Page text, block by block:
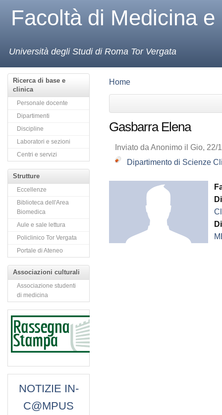
Facoltà di Medicina
Università degli Studi di Roma Tor Vergata
Ricerca di base e
clinica
Personale docente
Dipartimenti
Discipline
Laboratori e sezioni
Centri e servizi
Strutture
Eccellenze
Biblioteca dell'Area
Biomedica
Aule e sale lettura
Policlinico Tor Vergata
Portale di Ateneo
Associazioni culturali
Associazione studenti
di medicina
NOTIZIE IN-
C@MPUS
Home
Gasbarra Elena
Inviato da Anonimo il Gio, 22/
Dipartimento di Scienze